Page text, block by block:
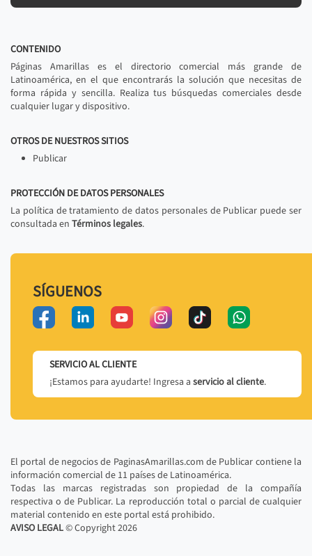
CONTENIDO
Páginas Amarillas es el directorio comercial más grande de
Latinoamérica, en el que encontrarás la solución que necesitas de
forma rápida y sencilla. Realiza tus búsquedas comerciales desde
cualquier lugar y dispositivo.
OTROS DE NUESTROS SITIOS
Publicar
PROTECCIÓN DE DATOS PERSONALES
La política de tratamiento de datos personales de Publicar puede ser
consultada en Términos legales.
SÍGUENOS
SERVICIO AL CLIENTE
¡Estamos para ayudarte! Ingresa a servicio al cliente.
El portal de negocios de PaginasAmarillas.com de Publicar contiene la
información comercial de 11 países de Latinoamérica.
Todas las marcas registradas son propiedad de la compañía
respectiva o de Publicar. La reproducción total o parcial de cualquier
material contenido en este portal está prohibido.
AVISO LEGAL© Copyright2026